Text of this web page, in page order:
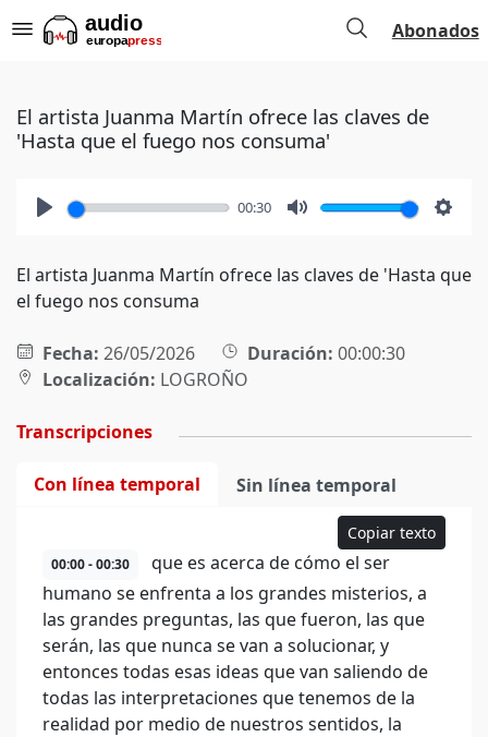
Abonados
El artista Juanma Martín ofrece las claves de
'Hasta que el fuego nos consuma'
00:30
El artista Juanma Martín ofrece las claves de 'Hasta que
el fuego nos consuma
Fecha: 26/05/2026 Duración: 00:00:30
Localización: LOGROÑO
Transcripciones
Con línea temporal Sin línea temporal
Copiar texto
00:00 - 00:30
que es acerca de cómo el ser
humano se enfrenta a los grandes misterios, a
las grandes preguntas, las que fueron, las que
serán, las que nunca se van a solucionar, y
entonces todas esas ideas que van saliendo de
todas las interpretaciones que tenemos de la
realidad por medio de nuestros sentidos, la